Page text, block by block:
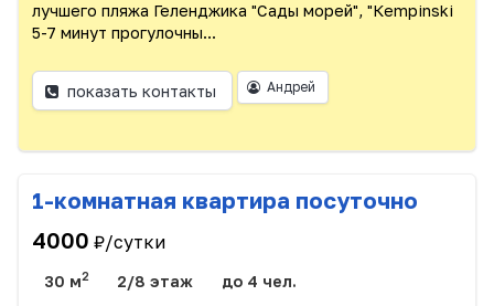
лучшего пляжа Геленджика "Сады морей", "Кеmрinski
5-7 минут прогулочны...
показать контакты Андрей
1-комнатная квартира посуточно
4000 ₽/сутки
30 м2 2/8 этаж до 4 чел.